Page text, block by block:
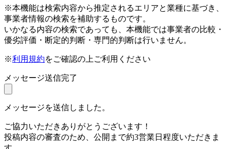
※本機能は検索内容から推定されるエリアと業種に基づき、
事業者情報の検索を補助するものです。
いかなる内容の検索であっても、本機能では事業者の比較・
優劣評価・断定的判断・専門的判断は行いません。
※利用規約をご確認の上ご利用ください
メッセージ送信完了
メッセージを送信しました。
ご協力いただきありがとうございます！
投稿内容の審査のため、公開まで約3営業日程度いただきま